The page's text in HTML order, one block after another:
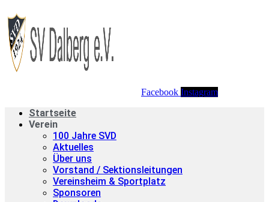
Facebook Instagram
Startseite
Verein
100 Jahre SVD
Aktuelles
Über uns
Vorstand / Sektionsleitungen
Vereinsheim & Sportplatz
Sponsoren